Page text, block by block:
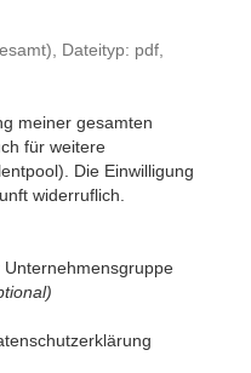
Dateityp: pdf,
meiner gesamten
für weitere
Die Einwilligung
widerruflich.